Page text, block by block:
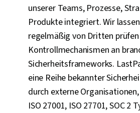
unserer Teams, Prozesse,
Produkte integriert. Wir
regelmäßig von Dritten
Kontrollmechanismen an
Sicherheitsframeworks.
eine Reihe bekannter
durch externe
ISO 27001, ISO 27701, SOC 2